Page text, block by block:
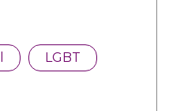
LGBT